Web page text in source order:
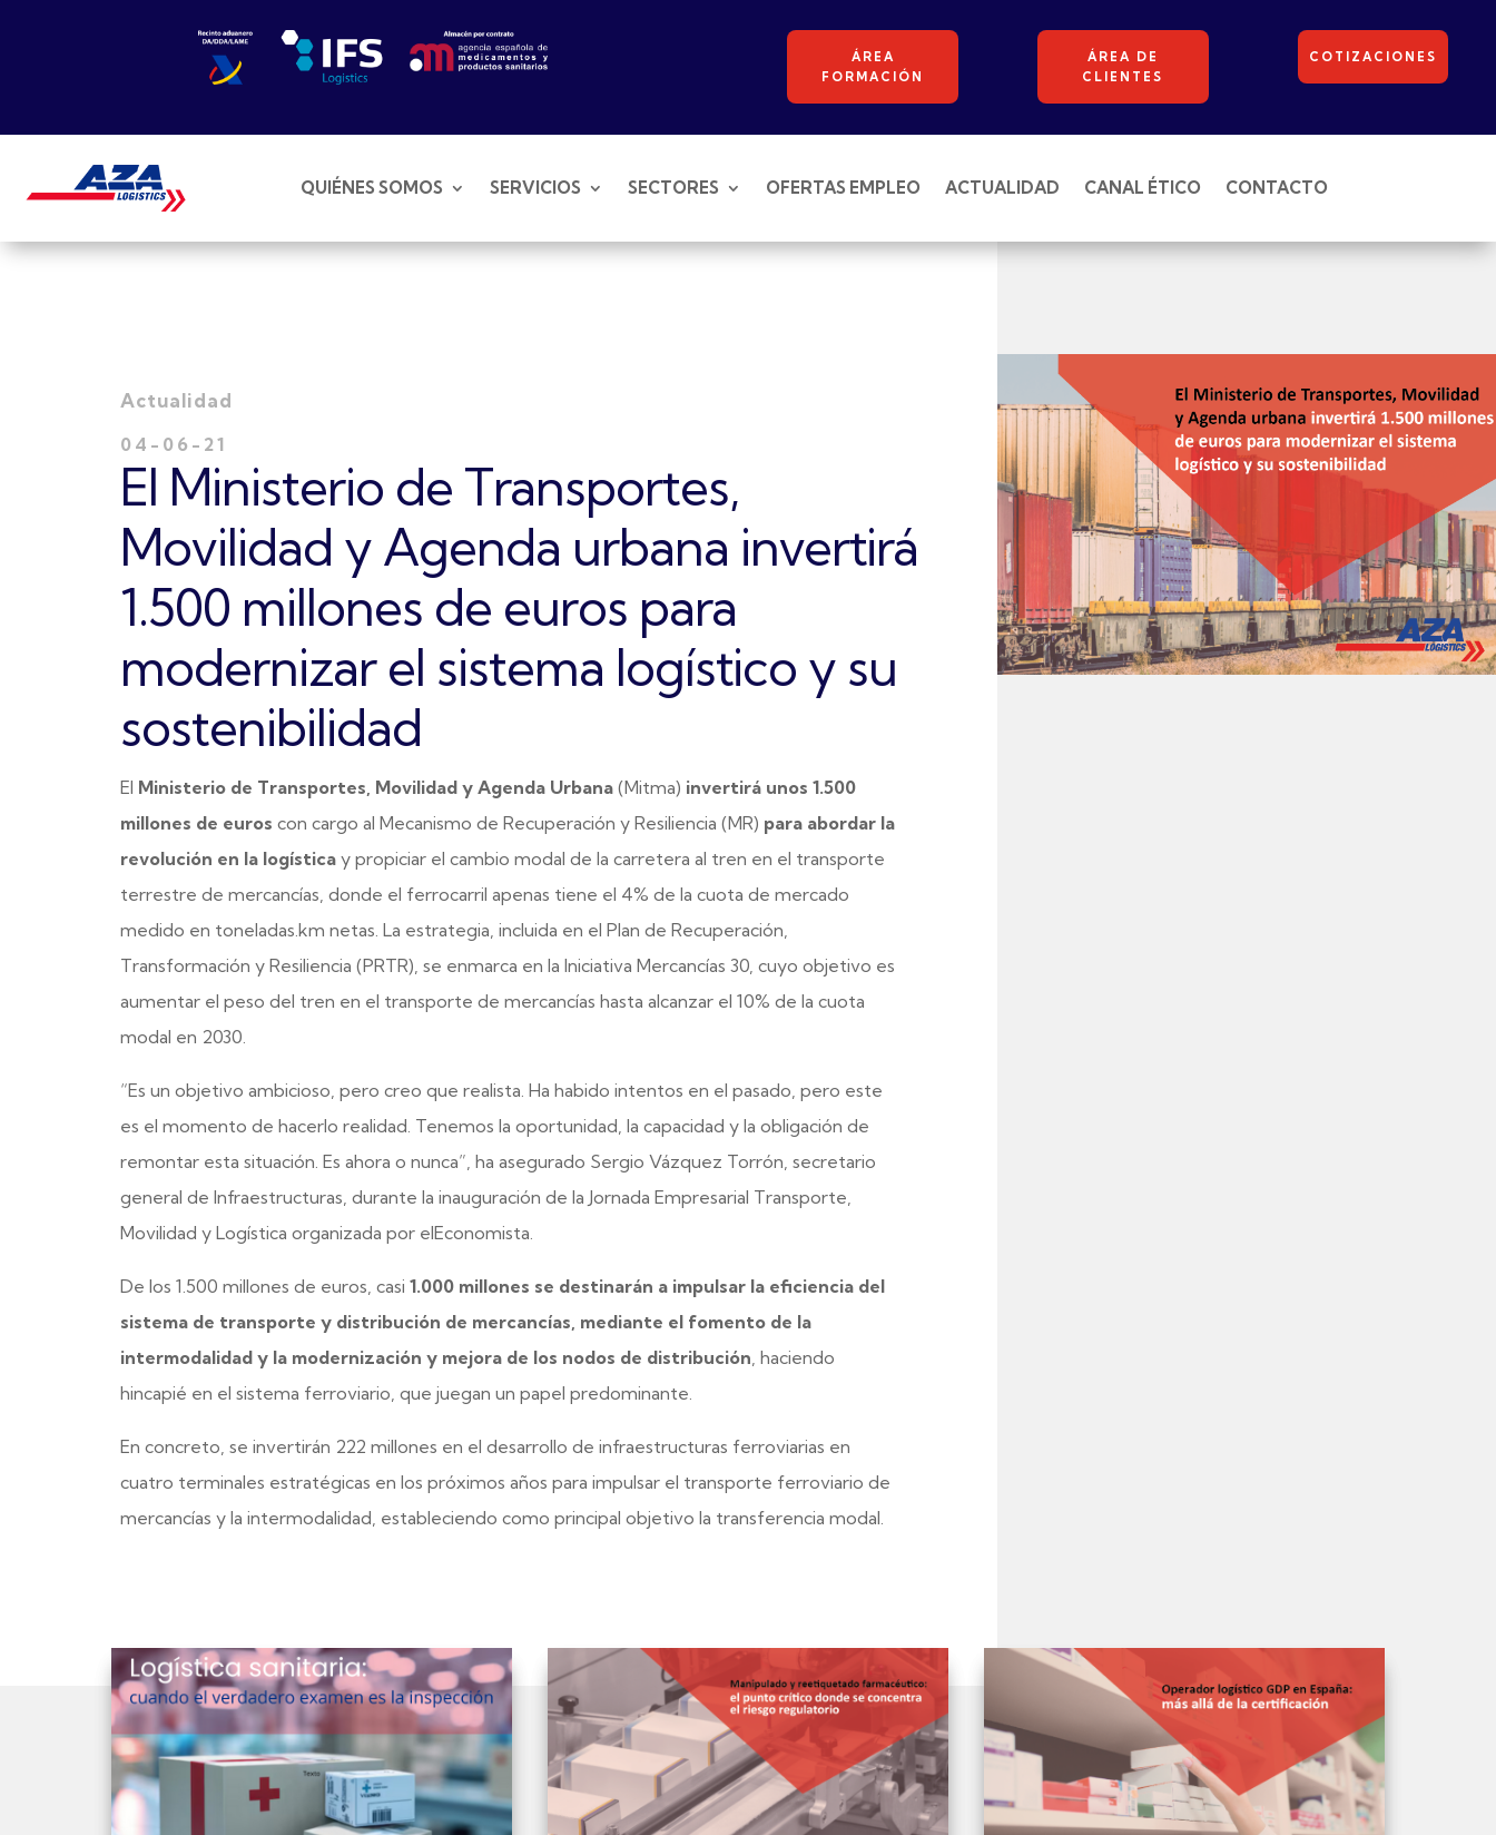
ÁREA
FORMACIÓN
ÁREA DE
CLIENTES
COTIZACIONES
QUIÉNES SOMOS SERVICIOS SECTORES OFERTAS EMPLEO ACTUALIDAD CANAL ÉTICO CONTACTO
Actualidad
04-06-21
El Ministerio de Transportes,
Movilidad y Agenda urbana invertirá
1.500 millones de euros para
modernizar el sistema logístico y su
sostenibilidad
El Ministerio de Transportes, Movilidad y Agenda Urbana(Mitma) invertirá unos 1.500
millones de euros con cargo al Mecanismo de Recuperación y Resiliencia (MR) para abordar la
revolución en la logísticay propiciar el cambio modal de la carretera al tren en el transporte
terrestre de mercancías, donde el ferrocarril apenas tiene el 4% de la cuota de mercado
medido en toneladas.km netas. La estrategia, incluida en el Plan de Recuperación,
Transformación y Resiliencia (PRTR), se enmarca en la Iniciativa Mercancías 30, cuyo objetivo es
aumentar el peso del tren en el transporte de mercancías hasta alcanzar el 10% de la cuota
modal en 2030.
“Es un objetivo ambicioso, pero creo que realista. Ha habido intentos en el pasado, pero este
es el momento de hacerlo realidad. Tenemos la oportunidad, la capacidad y la obligación de
remontar esta situación. Es ahora o nunca”, ha asegurado Sergio Vázquez Torrón, secretario
general de Infraestructuras, durante la inauguración de la Jornada Empresarial Transporte,
Movilidad y Logística organizada por elEconomista.
De los 1.500 millones de euros, casi 1.000 millones se destinarán a impulsar la eficiencia del
sistema de transporte y distribución de mercancías, mediante el fomento de la
intermodalidad y la modernización y mejora de los nodos de distribución, haciendo
hincapié en el sistema ferroviario, que juegan un papel predominante.
En concreto, se invertirán 222 millones en el desarrollo de infraestructuras ferroviarias en
cuatro terminales estratégicas en los próximos años para impulsar el transporte ferroviario de
mercancías y la intermodalidad, estableciendo como principal objetivo la transferencia modal.